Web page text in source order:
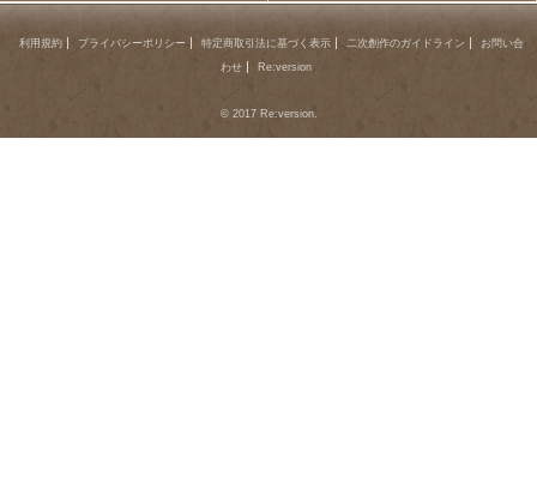
利用規約 プライバシーポリシー 特定商取引法に基づく表示 二次創作のガイドライン
お問い合
わせ
Re:version
© 2017 Re:version.